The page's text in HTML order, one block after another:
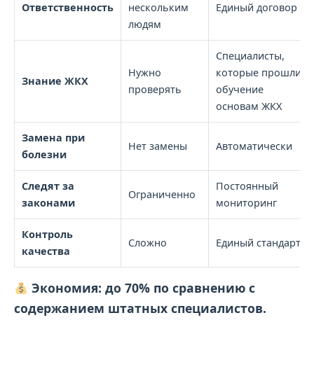
Ответственность
нескольким
людям
Единый договор
Знание ЖКХ
Нужно
проверять
Специалисты,
которые прошли
обучение
основам ЖКХ
Замена при
болезни
Нет замены Автоматически
Следят за
законами
Ограниченно
Постоянный
мониторинг
Контроль
качества
Сложно Единый стандарт
Экономия: до 70% по сравнению с
содержанием штатных специалистов.